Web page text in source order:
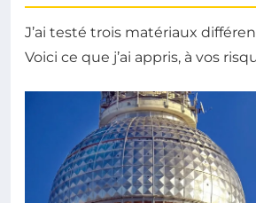
J’ai testé trois matériaux
Voici ce que j’ai appris, à vos